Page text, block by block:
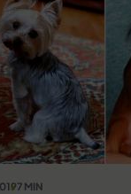
7 MIN